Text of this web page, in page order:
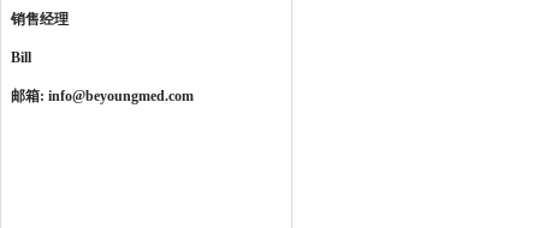
销售经理
Bill
邮箱: info@beyoungmed.com